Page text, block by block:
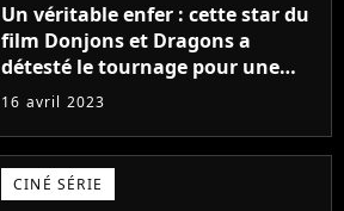
Un véritable enfer : cette star du
film Donjons et Dragons a
détesté le tournage pour une
raison très spéciale
16 avril 2023
CINÉ SÉRIE